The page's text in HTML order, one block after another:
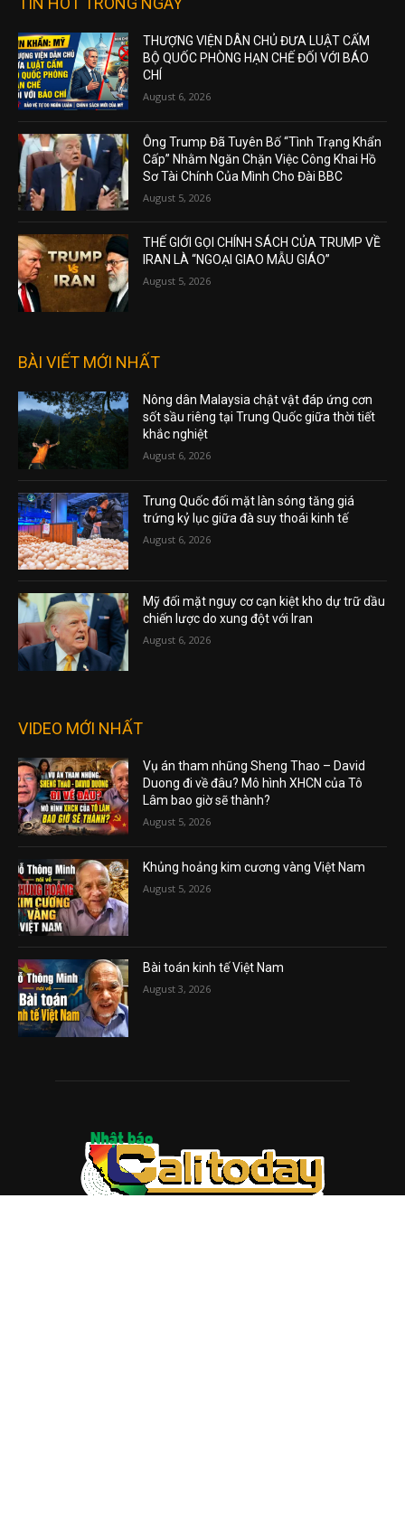
THƯỢNG VIỆN DÂN CHỦ ĐƯA LUẬT CẤM
BỘ QUỐC PHÒNG HẠN CHẾ ĐỐI VỚI BÁO
CHÍ
August 6, 2026
Ông Trump Đã Tuyên Bố “Tình Trạng Khẩn
Cấp” Nhằm Ngăn Chặn Việc Công Khai Hồ
Sơ Tài Chính Của Mình Cho Đài BBC
August 5, 2026
THẾ GIỚI GỌI CHÍNH SÁCH CỦA TRUMP VỀ
IRAN LÀ “NGOẠI GIAO MẪU GIÁO”
August 5, 2026
BÀI VIẾT MỚI NHẤT
Nông dân Malaysia chật vật đáp ứng cơn
sốt sầu riêng tại Trung Quốc giữa thời tiết
khắc nghiệt
August 6, 2026
Trung Quốc đối mặt làn sóng tăng giá
trứng kỷ lục giữa đà suy thoái kinh tế
August 6, 2026
Mỹ đối mặt nguy cơ cạn kiệt kho dự trữ dầu
chiến lược do xung đột với Iran
August 6, 2026
VIDEO MỚI NHẤT
Vụ án tham nhũng Sheng Thao – David
Duong đi về đâu? Mô hình XHCN của Tô
Lâm bao giờ sẽ thành?
August 5, 2026
Khủng hoảng kim cương vàng Việt Nam
August 5, 2026
Bài toán kinh tế Việt Nam
August 3, 2026